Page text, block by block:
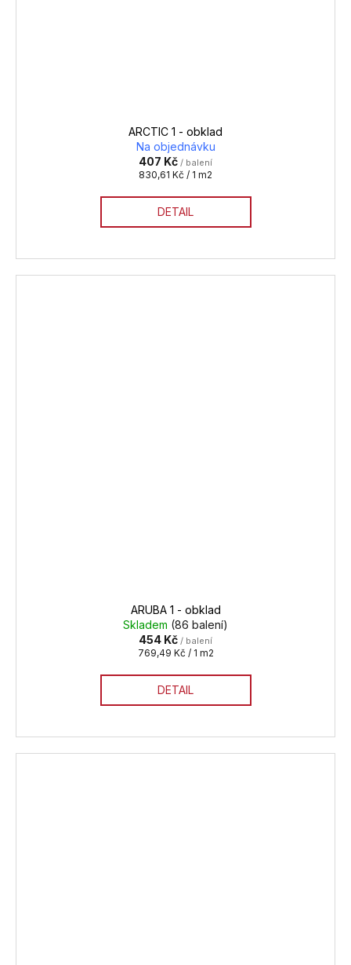
ARCTIC 1 - obklad
Na objednávku
407 Kč / balení
Měrná
830,61 Kč / 1 m2
DETAIL
ARUBA 1 - obklad
Skladem (86 balení)
454 Kč / balení
Měrná
769,49 Kč / 1 m2
DETAIL